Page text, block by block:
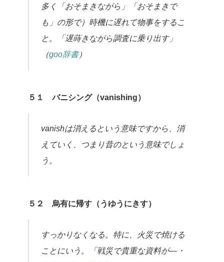
多く「おそまきながら」「おそまきで
も」の形で）時機に遅れて物事をするこ
と。「遅蒔きながら調査に乗り出す」
（goo辞書）
５１ バニシング（vanishing）
vanishは消えるという意味ですから、消
えていく、つまり昔のという意味でしょ
う。
５２ 烏有に帰す（うゆうにきす）
すっかりなくなる。特に、火災で焼ける
ことにいう。「戦災で貴重な資料が―・